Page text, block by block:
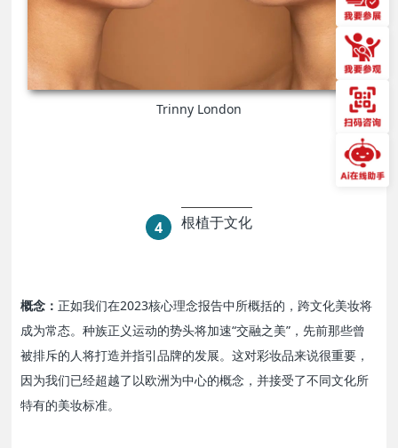
Trinny London
4 根植于文化
概念：正如我们在2023核心理念报告中所概括的，跨文化美妆将
成为常态。种族正义运动的势头将加速“交融之美”，先前那些曾
被排斥的人将打造并指引品牌的发展。这对彩妆品来说很重要，
因为我们已经超越了以欧洲为中心的概念，并接受了不同文化所
特有的美妆标准。